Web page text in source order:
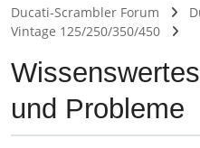
Ducati-Scrambler Forum
Vintage 125/250/350/450
und Probleme